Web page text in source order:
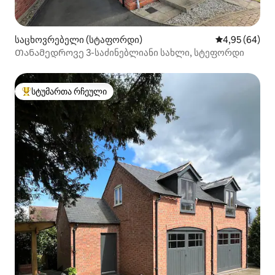
საცხოვრებელი (სტაფორდი) საშუალო
4,95 (64)
Თანამედროვე 3-საძინებლიანი სახლი, სტეფორდი
სტუმართა რჩეული მოწინავე ვარიანტი
სტუმართა რჩეული